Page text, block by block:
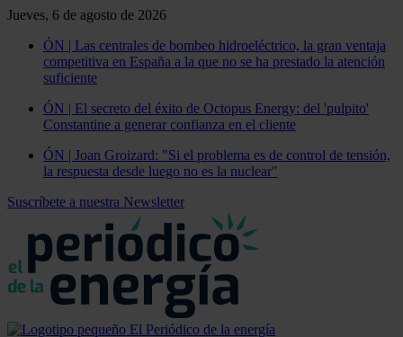
Jueves, 6 de agosto de 2026
ÓN | Las centrales de bombeo hidroeléctrico, la gran ventaja
competitiva en España a la que no se ha prestado la atención
suficiente
ÓN | El secreto del éxito de Octopus Energy: del 'pulpito'
Constantine a generar confianza en el cliente
ÓN | Joan Groizard: "Si el problema es de control de tensión,
la respuesta desde luego no es la nuclear"
Suscríbete a nuestra Newsletter